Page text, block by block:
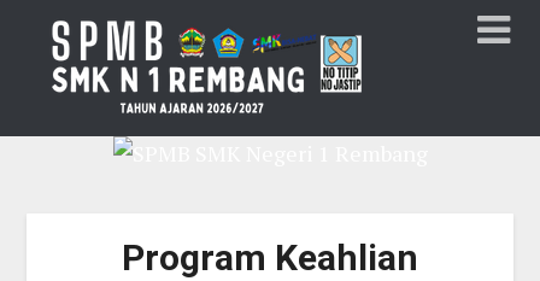
Program Keahlian